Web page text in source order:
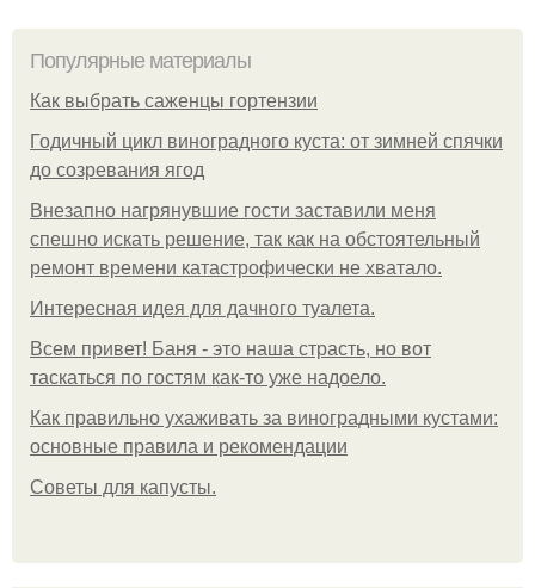
Популярные материалы
Как выбрать саженцы гортензии
Годичный цикл виноградного куста: от зимней спячки
до созревания ягод
Внезапно нагрянувшие гости заставили меня
спешно искать решение, так как на обстоятельный
ремонт времени катастрофически не хватало.
Интересная идея для дачного туалета.
Всем привет! Баня - это наша страсть, но вот
таскаться по гостям как-то уже надоело.
Как правильно ухаживать за виноградными кустами:
основные правила и рекомендации
Советы для капусты.